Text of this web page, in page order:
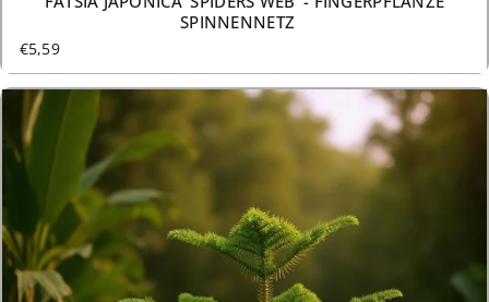
SPINNENNETZ
€5,59